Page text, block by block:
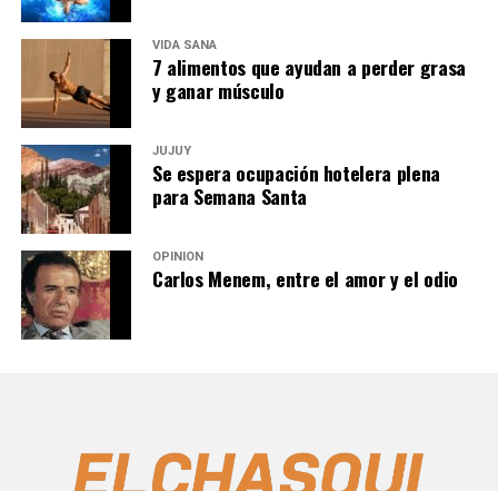
VIDA SANA
7 alimentos que ayudan a perder grasa
y ganar músculo
JUJUY
Se espera ocupación hotelera plena
para Semana Santa
OPINIÓN
Carlos Menem, entre el amor y el odio